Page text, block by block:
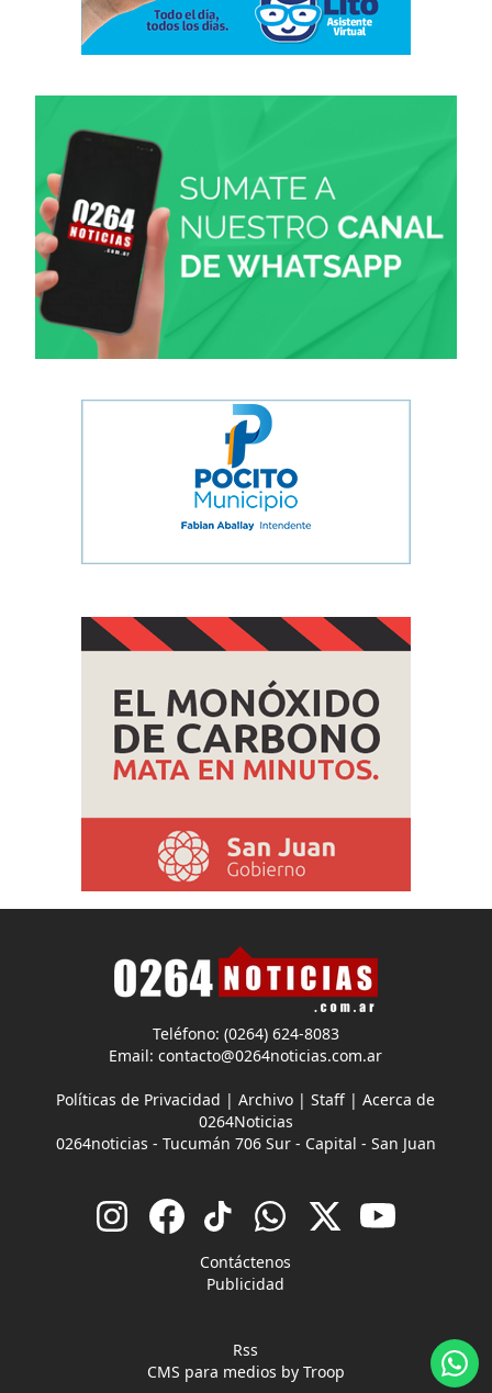
Teléfono: (0264) 624-8083
Email:contacto@0264noticias.com.ar
Políticas de Privacidad |Archivo |Staff |Acerca de
0264Noticias
0264noticias - Tucumán 706 Sur - Capital - San Juan
Contáctenos
Publicidad
Rss
CMS para medios by Troop